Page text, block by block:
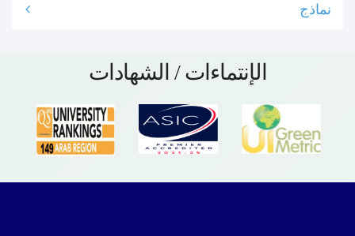
نماذج
الإنتماءات / الشهادات